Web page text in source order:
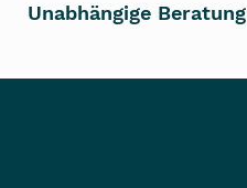
Unabhängige Beratung